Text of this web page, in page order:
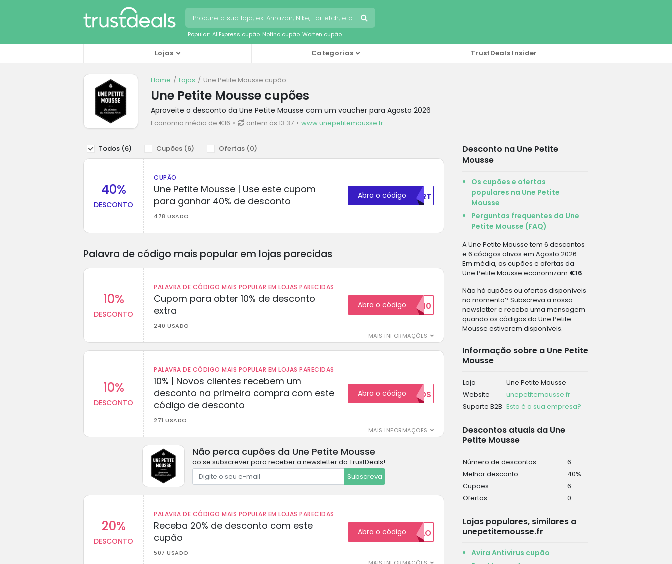
Popular: AliExpress cupão Notino cupão Worten cupão
Lojas Categorias TrustDeals Insider
Home Lojas Une Petite Mousse cupão
Une Petite Mousse cupões
Aproveite o desconto da Une Petite Mousse com um voucher para Agosto 2026
Economia média de €16 ontem às 13:37 www.unepetitemousse.fr
Todos (6) Cupões (6) Ofertas (0)
40%
DESCONTO
CUPÃO
Une Petite Mousse | Use este cupom
para ganhar 40% de desconto
478 USADO
Abra o código MDRT
Palavra de código mais popular em lojas parecidas
10%
DESCONTO
PALAVRA DE CÓDIGO MAIS POPULAR EM LOJAS PARECIDAS
Cupom para obter 10% de desconto
extra
240 USADO
MAIS INFORMAÇÕES
Abra o códigoBOM10
10%
DESCONTO
PALAVRA DE CÓDIGO MAIS POPULAR EM LOJAS PARECIDAS
10% | Novos clientes recebem um
desconto na primeira compra com este
código de desconto
271 USADO
MAIS INFORMAÇÕES
Abra o códigoNOVOS
Não perca cupões da Une Petite Mousse
ao se subscrever para receber a newsletter da TrustDeals!
Subscreva
20%
DESCONTO
PALAVRA DE CÓDIGO MAIS POPULAR EM LOJAS PARECIDAS
Receba 20% de desconto com este
cupão
507 USADO
Abra o código20CUPAO
Desconto na Une Petite
Mousse
Os cupões e ofertas
populares na Une Petite
Mousse
Perguntas frequentes da Une
Petite Mousse (FAQ)
A Une Petite Mousse tem 6 descontos
e 6 códigos ativos em Agosto 2026.
Em média, os cupões e ofertas da
Une Petite Mousse economizam €16.
Não há cupões ou ofertas disponíveis
no momento? Subscreva a nossa
newsletter e receba uma mensagem
quando os códigos da Une Petite
Mousse estiverem disponíveis.
Informação sobre a Une Petite
Mousse
Loja
Une Petite Mousse
Website
unepetitemousse.fr
Suporte B2B Esta é a sua empresa?
Descontos atuais da Une
Petite Mousse
Número de descontos
6
Melhor desconto
40%
Cupões
6
Ofertas
0
Lojas populares, similares a
unepetitemousse.fr
Avira Antivirus cupão